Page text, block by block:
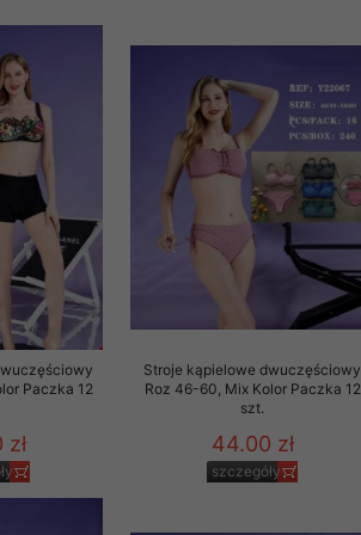
Paczka 12
Stroje kąpielowe dwuczęściowy
Roz 46-60, Mix Kolor Paczka 12
szt.
44.00 zł
szczegóły
przetwarzanie przez OMEZ
że wycofanie zgody nie
oraz usunięcia
zautomatyzowanemu
przetwarzania Twoich
danych osobowych.